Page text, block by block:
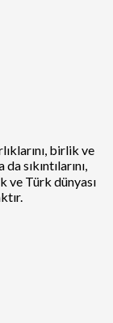
birlik ve
sıkıntılarını,
ve Türk dünyası